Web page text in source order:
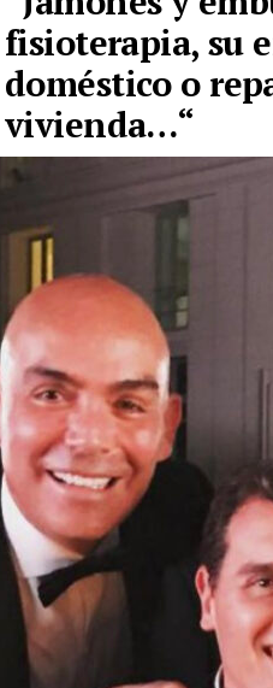
fisioterapia, su
doméstico o
vivienda…“